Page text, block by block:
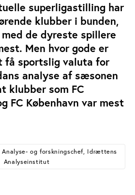
superligastilling har
klubber i bunden,
de dyreste spillere
Men hvor gode er
få sportslig valuta for
analyse af sæsonen
klubber som FC
FC København var mest
Analyse- og forskningschef, Idrættens
Analyseinstitut